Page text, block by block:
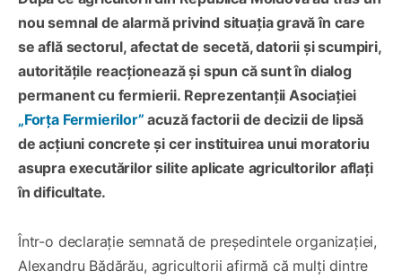
nou semnal de alarmă privind situația gravă în care
se află sectorul, afectat de secetă, datorii și scumpiri,
autoritățile reacționează și spun că sunt în dialog
permanent cu fermierii. Reprezentanții Asociației
„Forța Fermierilor” acuză factorii de decizii de lipsă
de acțiuni concrete și cer instituirea unui moratoriu
asupra executărilor silite aplicate agricultorilor aflați
în dificultate.
Într-o declarație semnată de președintele organizației,
Alexandru Bădărău, agricultorii afirmă că mulți dintre